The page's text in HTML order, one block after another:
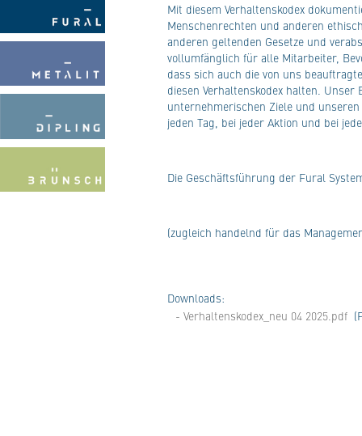
Mit diesem Verhaltenskodex
Menschenrechten und anderen
anderen geltenden Gesetze und
vollumfänglich für alle Mitarbeiter,
dass sich auch die von uns
diesen Verhaltenskodex halten.
unternehmerischen Ziele und
jeden Tag, bei jeder Aktion und bei
Die Geschäftsführung der Fural
(zugleich handelnd für das
Downloads:
- Verhaltenskodex_neu 04 2025.pdf